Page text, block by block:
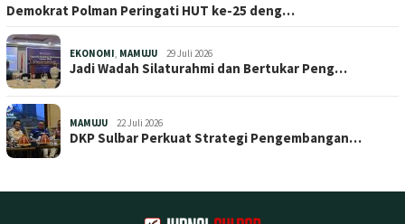
Demokrat Polman Peringati HUT ke-25 deng…
EKONOMI, MAMUJU 29 Juli 2026
Jadi Wadah Silaturahmi dan Bertukar Peng…
MAMUJU 22 Juli 2026
DKP Sulbar Perkuat Strategi Pengembangan…